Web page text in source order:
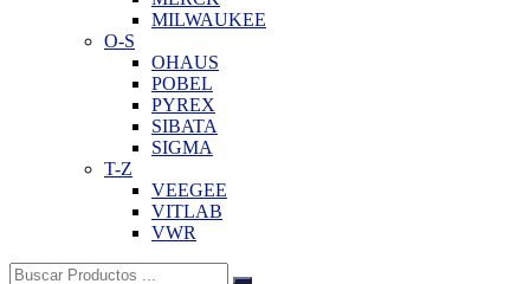
MILWAUKEE
O-S
OHAUS
POBEL
PYREX
SIBATA
SIGMA
T-Z
VEEGEE
VITLAB
VWR
Buscar: